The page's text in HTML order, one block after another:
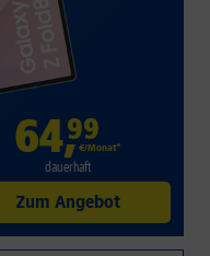
64,99
€/Monat*
dauerhaft
Zum Angebot